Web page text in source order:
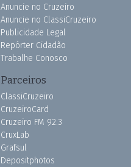
Anuncie no Cruzeiro
Anuncie no ClassiCruzeiro
Publicidade Legal
Repórter Cidadão
Trabalhe Conosco
Parceiros
ClassiCruzeiro
CruzeiroCard
Cruzeiro FM 92.3
CruxLab
Grafsul
Depositphotos